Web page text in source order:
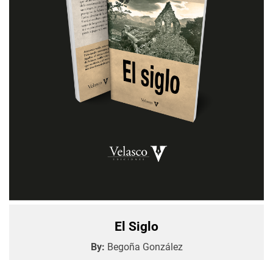
El Siglo
By: Begoña González